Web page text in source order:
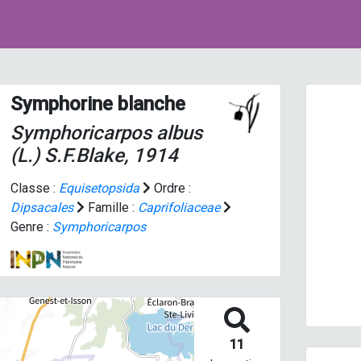
Symphorine blanche
Symphoricarpos albus
(L.) S.F.Blake, 1914
Classe : Equisetopsida
Ordre :
Dipsacales
Famille : Caprifoliaceae
Genre : Symphoricarpos
11